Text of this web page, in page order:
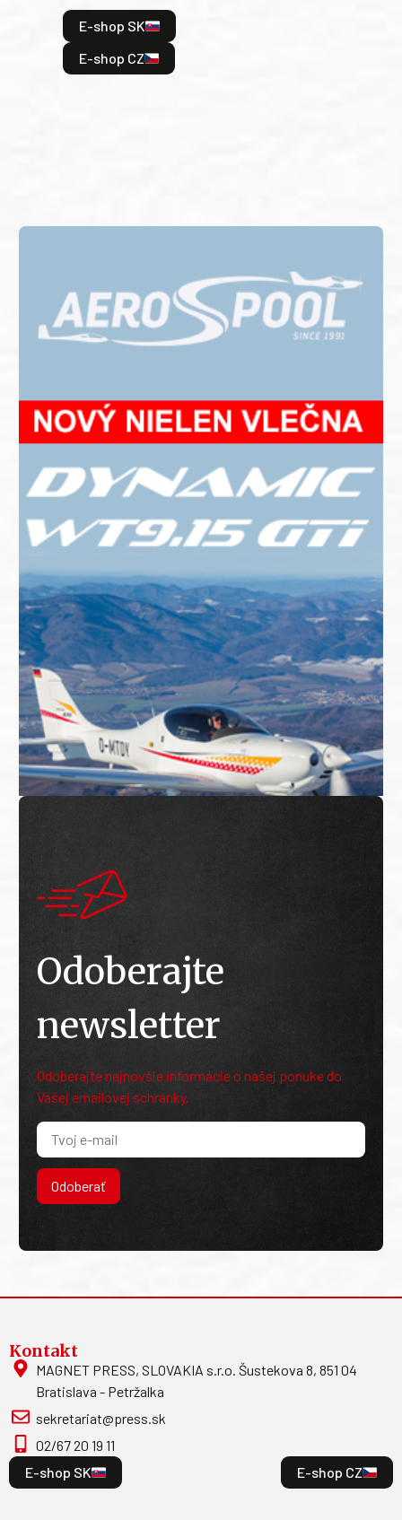
E-shop SK
E-shop CZ
Odoberajte
newsletter
Odoberajte najnovšie informácie o našej ponuke do
Vašej emailovej schránky.
Odoberať
Kontakt
MAGNET PRESS, SLOVAKIA s.r.o. Šustekova 8, 851 04
Bratislava - Petržalka
sekretariat@press.sk
02/67 20 19 11
E-shop SK
E-shop CZ